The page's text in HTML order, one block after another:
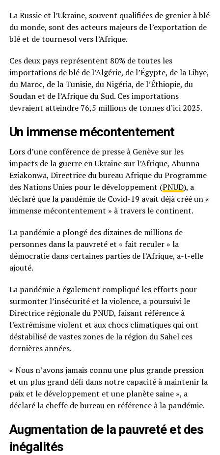
La Russie et l’Ukraine, souvent qualifiées de grenier à blé
du monde, sont des acteurs majeurs de l’exportation de
blé et de tournesol vers l’Afrique.
Ces deux pays représentent 80% de toutes les
importations de blé de l’Algérie, de l’Égypte, de la Libye,
du Maroc, de la Tunisie, du Nigéria, de l’Éthiopie, du
Soudan et de l’Afrique du Sud. Ces importations
devraient atteindre 76,5 millions de tonnes d’ici 2025.
Un immense mécontentement
Lors d’une conférence de presse à Genève sur les
impacts de la guerre en Ukraine sur l’Afrique, Ahunna
Eziakonwa, Directrice du bureau Afrique du Programme
des Nations Unies pour le développement (PNUD), a
déclaré que la pandémie de Covid-19 avait déjà créé un «
immense mécontentement » à travers le continent.
La pandémie a plongé des dizaines de millions de
personnes dans la pauvreté et « fait reculer » la
démocratie dans certaines parties de l’Afrique, a-t-elle
ajouté.
La pandémie a également compliqué les efforts pour
surmonter l’insécurité et la violence, a poursuivi le
Directrice régionale du PNUD, faisant référence à
l’extrémisme violent et aux chocs climatiques qui ont
déstabilisé de vastes zones de la région du Sahel ces
dernières années.
« Nous n’avons jamais connu une plus grande pression
et un plus grand défi dans notre capacité à maintenir la
paix et le développement et une planète saine », a
déclaré la cheffe de bureau en référence à la pandémie.
Augmentation de la pauvreté et des
inégalités